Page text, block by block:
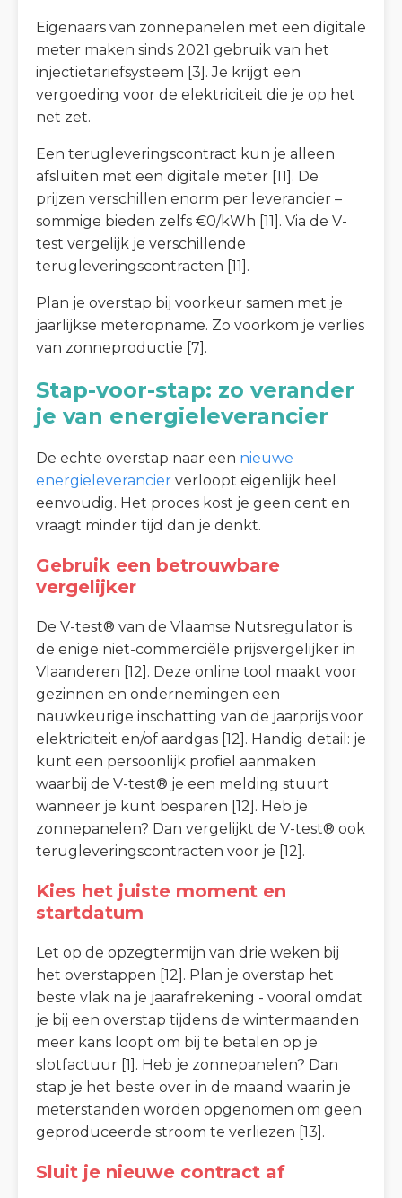
Eigenaars van zonnepanelen met een digitale
meter maken sinds 2021 gebruik van het
injectietariefsysteem [3]. Je krijgt een
vergoeding voor de elektriciteit die je op het
net zet.
Een terugleveringscontract kun je alleen
afsluiten met een digitale meter [11]. De
prijzen verschillen enorm per leverancier –
sommige bieden zelfs €0/kWh [11]. Via de V-
test vergelijk je verschillende
terugleveringscontracten [11].
Plan je overstap bij voorkeur samen met je
jaarlijkse meteropname. Zo voorkom je verlies
van zonneproductie [7].
Stap-voor-stap: zo verander
je van energieleverancier
De echte overstap naar een nieuwe
energieleverancier verloopt eigenlijk heel
eenvoudig. Het proces kost je geen cent en
vraagt minder tijd dan je denkt.
Gebruik een betrouwbare
vergelijker
De V-test® van de Vlaamse Nutsregulator is
de enige niet-commerciële prijsvergelijker in
Vlaanderen [12]. Deze online tool maakt voor
gezinnen en ondernemingen een
nauwkeurige inschatting van de jaarprijs voor
elektriciteit en/of aardgas [12]. Handig detail: je
kunt een persoonlijk profiel aanmaken
waarbij de V-test® je een melding stuurt
wanneer je kunt besparen [12]. Heb je
zonnepanelen? Dan vergelijkt de V-test® ook
terugleveringscontracten voor je [12].
Kies het juiste moment en
startdatum
Let op de opzegtermijn van drie weken bij
het overstappen [12]. Plan je overstap het
beste vlak na je jaarafrekening - vooral omdat
je bij een overstap tijdens de wintermaanden
meer kans loopt om bij te betalen op je
slotfactuur [1]. Heb je zonnepanelen? Dan
stap je het beste over in de maand waarin je
meterstanden worden opgenomen om geen
geproduceerde stroom te verliezen [13].
Sluit je nieuwe contract af